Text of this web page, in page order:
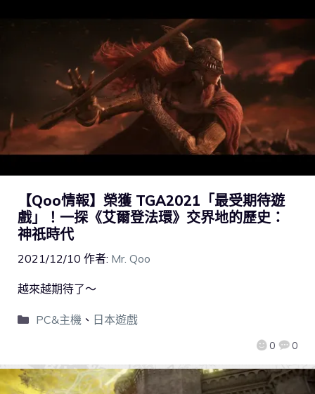
【Qoo情報】榮獲 TGA2021「最受期待遊
戲」！一探《艾爾登法環》交界地的歷史：
神祇時代
2021/12/10 作者: Mr. Qoo
0 0
越來越期待了～
PC&主機、 日本遊戲